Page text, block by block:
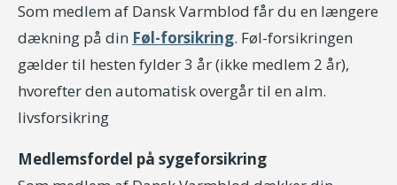
Som medlem af Dansk Varmblod får du en længere
dækning på din Føl-forsikring. Føl-forsikringen
gælder til hesten fylder 3 år (ikke medlem 2 år),
hvorefter den automatisk overgår til en alm.
livsforsikring
Medlemsfordel på sygeforsikring